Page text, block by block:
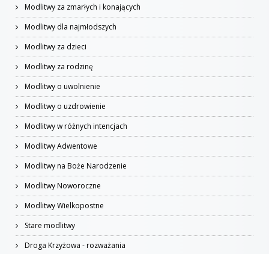
Modlitwy za zmarłych i konających
Modlitwy dla najmłodszych
Modlitwy za dzieci
Modlitwy za rodzinę
Modlitwy o uwolnienie
Modlitwy o uzdrowienie
Modlitwy w różnych intencjach
Modlitwy Adwentowe
Modlitwy na Boże Narodzenie
Modlitwy Noworoczne
Modlitwy Wielkopostne
Stare modlitwy
Droga Krzyżowa - rozważania